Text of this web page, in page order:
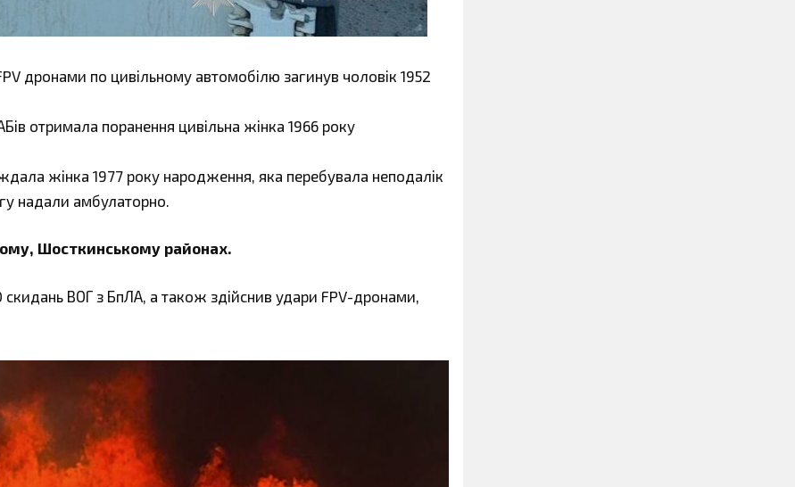
дронами по цивільному автомобілю загинув чоловік 1952
отримала поранення цивільна жінка 1966 року
жінка 1977 року народження, яка перебувала неподалік
надали амбулаторно.
Шосткинському районах.
ВОГ з БпЛА, а також здійснив удари FPV-дронами,